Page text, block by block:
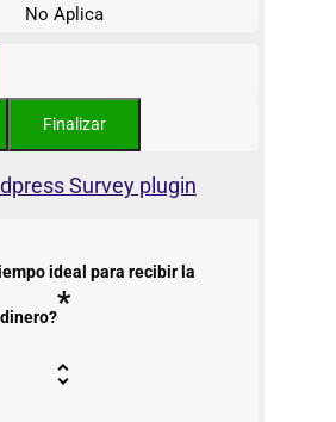
No Aplica
Survey plugin
ideal para recibir la
*